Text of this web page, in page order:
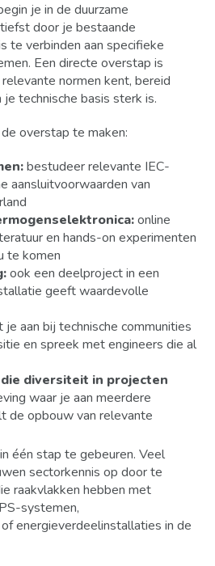
je in de duurzame
door je bestaande
te verbinden aan specifieke
Een directe overstap is
normen kent, bereid
technische basis sterk is.
overstap te maken:
bestudeer relevante IEC-
aansluitvoorwaarden van
online
en hands-on experimenten
te komen
ook een deelproject in een
geeft waardevolle
je aan bij technische communities
en spreek met engineers die al
diversiteit in projecten
waar je aan meerdere
de opbouw van relevante
één stap te gebeuren. Veel
sectorkennis op door te
raakvlakken hebben met
systemen,
energieverdeelinstallaties in de